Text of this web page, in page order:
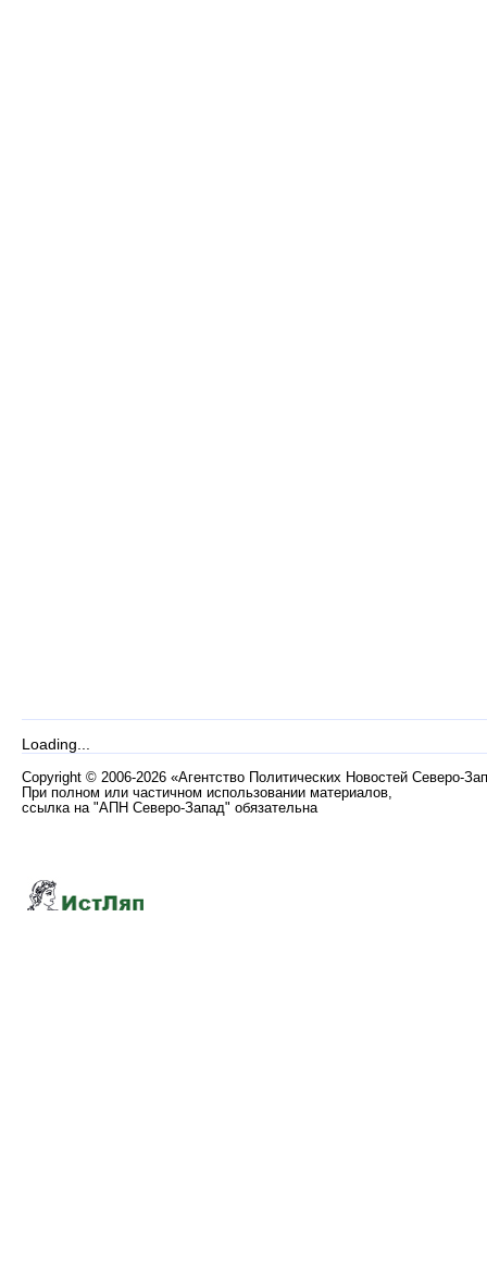
Loading...
Copyright © 2006-2026 «Агентство Политических Новостей Северо-
При полном или частичном использовании материалов,
ссылка на "АПН Северо-Запад" обязательна